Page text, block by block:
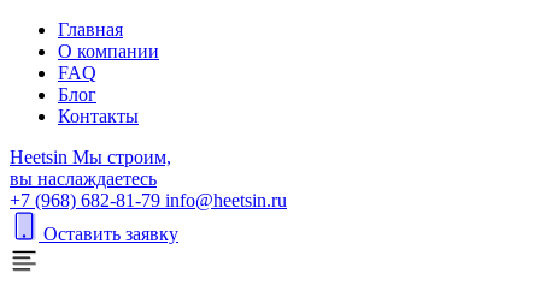
Главная
О компании
FAQ
Блог
Контакты
Heetsin Мы строим,
вы наслаждаетесь
+7 (968) 682-81-79 info@heetsin.ru
Оставить заявку